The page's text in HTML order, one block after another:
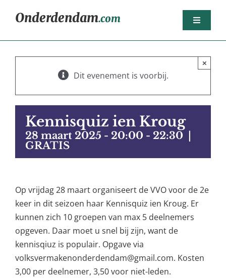
naarOnderdendam.com
Toggle
Berichten
Sport
Nijsjoagertjes
Dit evenement is voorbij.
×
Kennisquiz ien Kroug
28 maart 2025 - 20:00 - 22:30
GRATIS
Op vrijdag 28 maart organiseert de VVO voor de 2e
keer in dit seizoen haar Kennisquiz ien Kroug. Er
kunnen zich 10 groepen van max 5 deelnemers
opgeven. Daar moet u snel bij zijn, want de
kennisqiuz is populair. Opgave via
volksvermakenonderdendam@gmail.com. Kosten
3,00 per deelnemer, 3,50 voor niet-leden.